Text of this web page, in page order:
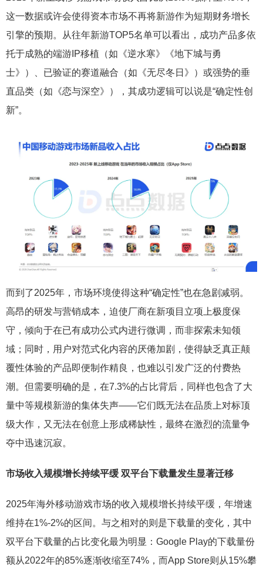
这一数据或许会使得资本市场不再将新游作为短期财务增长
引擎的预期。从往年新游TOP5名单可以看出，成功产品多依
托于成熟的端游IP移植（如《逆水寒》《地下城与勇
士》）、已验证的赛道融合（如《无尽冬日》）或强势的垂
直品类（如《恋与深空》），其成功逻辑可以说是“确定性创
新”。
而到了2025年，市场环境使得这种“确定性”也在急剧减弱。
高昂的研发与营销成本，迫使厂商在新项目立项上极度保
守，倾向于在已有成功公式内进行微调，而非探索未知领
域；同时，用户对范式化内容的厌倦加剧，使得缺乏真正颠
覆性体验的产品即便制作精良，也难以引发广泛的付费热
潮。但需要明确的是，在7.3%的占比背后，同样也包含了大
量中等规模新游的集体失声——它们既无法在品质上对标顶
级大作，又无法在创意上形成稀缺性，最终在激烈的流量争
夺中迅速沉寂。
市场收入规模增长持续平缓 双平台下载量发生显著迁移
2025年海外移动游戏市场的收入规模增长持续平缓，年增速
维持在1%-2%的区间。与之相对的则是下载量的变化，其中
双平台下载量的占比变化最为明显：Google Play的下载量份
额从2022年的85%逐渐收缩至74%，而App Store则从15%攀